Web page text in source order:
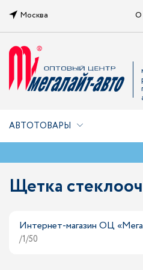
Москва О
АВТОТОВАРЫ
Щетка
Интернет-магазин ОЦ
/1/50